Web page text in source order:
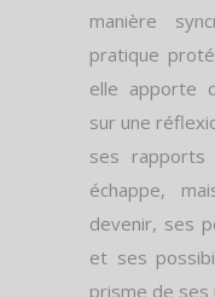
manière
pratique
elle apporte
sur une
ses
échappe,
devenir, ses
et ses
prisme de ses